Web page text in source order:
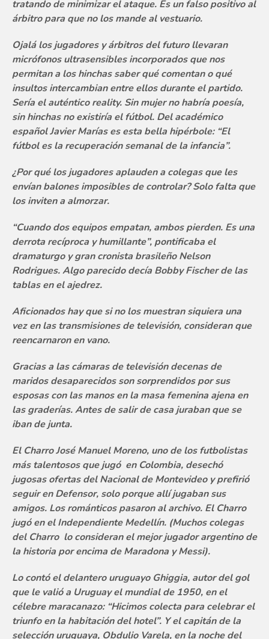
tratando de minimizar el ataque. Es un falso positivo al
árbitro para que no los mande al vestuario.
Ojalá los jugadores y árbitros del futuro llevaran
micrófonos ultrasensibles incorporados que nos
permitan a los hinchas saber qué comentan o qué
insultos intercambian entre ellos durante el partido.
Sería el auténtico reality. Sin mujer no habría poesía,
sin hinchas no existiría el fútbol. Del académico
español Javier Marías es esta bella hipérbole: “El
fútbol es la recuperación semanal de la infancia”.
¿Por qué los jugadores aplauden a colegas que les
envían balones imposibles de controlar? Solo falta que
los inviten a almorzar.
“Cuando dos equipos empatan, ambos pierden. Es una
derrota recíproca y humillante”, pontificaba el
dramaturgo y gran cronista brasileño Nelson
Rodrigues. Algo parecido decía Bobby Fischer de las
tablas en el ajedrez.
Aficionados hay que si no los muestran siquiera una
vez en las transmisiones de televisión, consideran que
reencarnaron en vano.
Gracias a las cámaras de televisión decenas de
maridos desaparecidos son sorprendidos por sus
esposas con las manos en la masa femenina ajena en
las graderías. Antes de salir de casa juraban que se
iban de junta.
El Charro José Manuel Moreno, uno de los futbolistas
más talentosos que jugó en Colombia, desechó
jugosas ofertas del Nacional de Montevideo y prefirió
seguir en Defensor, solo porque allí jugaban sus
amigos. Los románticos pasaron al archivo. El Charro
jugó en el Independiente Medellín. (Muchos colegas
del Charro lo consideran el mejor jugador argentino de
la historia por encima de Maradona y Messi).
Lo contó el delantero uruguayo Ghiggia, autor del gol
que le valió a Uruguay el mundial de 1950, en el
célebre maracanazo: “Hicimos colecta para celebrar el
triunfo en la habitación del hotel”. Y el capitán de la
selección uruguaya, Obdulio Varela, en la noche del